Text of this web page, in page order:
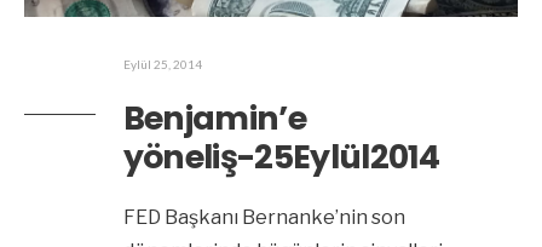
Eylül 25, 2014
Benjamin’e
yöneliş-25Eylül2014
FED Başkanı Bernanke’nin son